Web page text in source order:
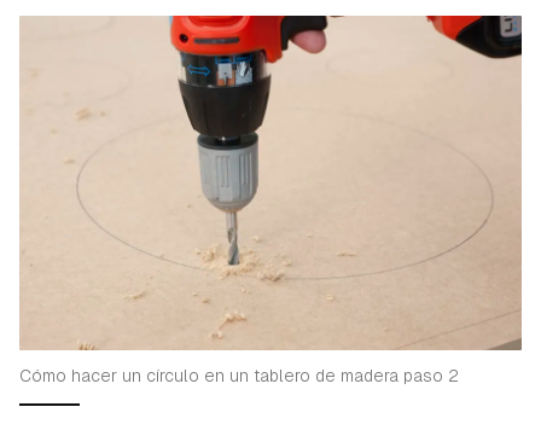
Cómo hacer un círculo en un tablero de madera paso 2